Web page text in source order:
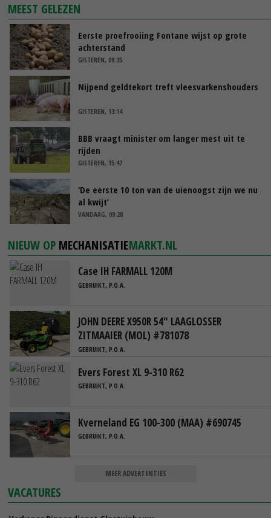
MEEST GELEZEN
Eerste proefrooiing Fontane wijst op grote
achterstand
GISTEREN, 09:35
Nijpend geldtekort treft vleesvarkenshouders
GISTEREN, 13:14
BBB vraagt minister om langer mest uit te
rijden
GISTEREN, 15:47
‘De eerste 10 ton van de uienoogst zijn we nu
al kwijt’
VANDAAG, 09:28
NIEUW OP MECHANISATIEMARKT.NL
Case IH FARMALL 120M
GEBRUIKT, P.O.A.
JOHN DEERE X950R 54" LAAGLOSSER
ZITMAAIER (MOL) #781078
GEBRUIKT, P.O.A.
Evers Forest XL 9-310 R62
GEBRUIKT, P.O.A.
Kverneland EG 100-300 (MAA) #690745
GEBRUIKT, P.O.A.
MEER ADVERTENTIES
VACATURES